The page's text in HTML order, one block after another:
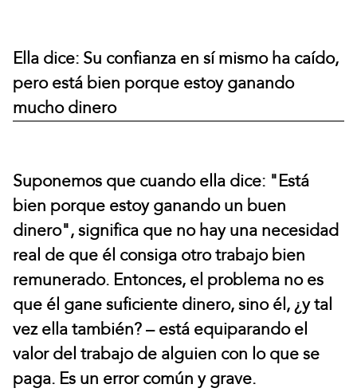
Ella dice: Su confianza en sí mismo ha caído,
pero está bien porque estoy ganando
mucho dinero
Suponemos que cuando ella dice: "Está
bien porque estoy ganando un buen
dinero", significa que no hay una necesidad
real de que él consiga otro trabajo bien
remunerado. Entonces, el problema no es
que él gane suficiente dinero, sino él, ¿y tal
vez ella también? – está equiparando el
valor del trabajo de alguien con lo que se
paga. Es un error común y grave.